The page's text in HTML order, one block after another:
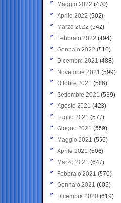
Maggio 2022 (470)
Aprile 2022 (502)
Marzo 2022 (542)
Febbraio 2022 (494)
Gennaio 2022 (510)
Dicembre 2021 (488)
Novembre 2021 (599)
Ottobre 2021 (506)
Settembre 2021 (539)
Agosto 2021 (423)
Luglio 2021 (577)
Giugno 2021(559)
Maggio 2021 (556)
Aprile 2021 (506)
Marzo 2021 (647)
Febbraio 2021 (570)
Gennaio 2021 (605)
Dicembre 2020 (619)